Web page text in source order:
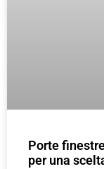
Porte
per una